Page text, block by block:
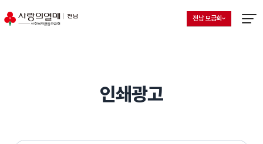
지회 선택 목록 열기
현재 선택된 지회
전남 모금회
인쇄광고